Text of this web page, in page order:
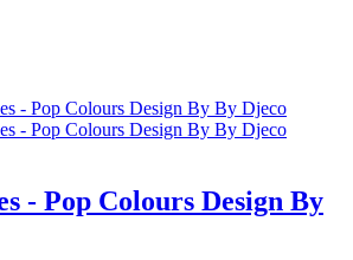
- Pop Colours Design By